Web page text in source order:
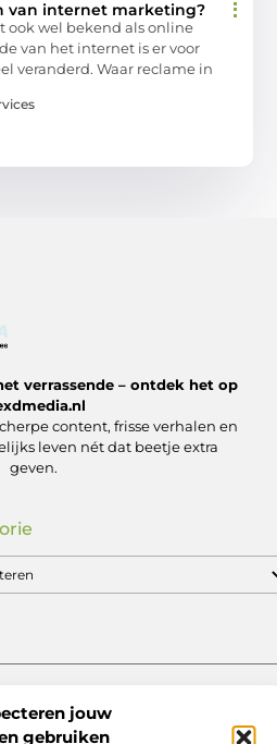
jouw
gebruiken
van internet marketing?
ook wel bekend als online
van het internet is er voor
veranderd. Waar reclame in
verrassende – ontdek het op
content, frisse verhalen en
leven nét dat beetje extra
geven.
All Right Reserved.